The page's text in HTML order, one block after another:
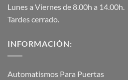
Lunes a Viernes de 8.00h a 14.00h.
Tardes cerrado.
INFORMACIÓN:
Automatismos Para Puertas